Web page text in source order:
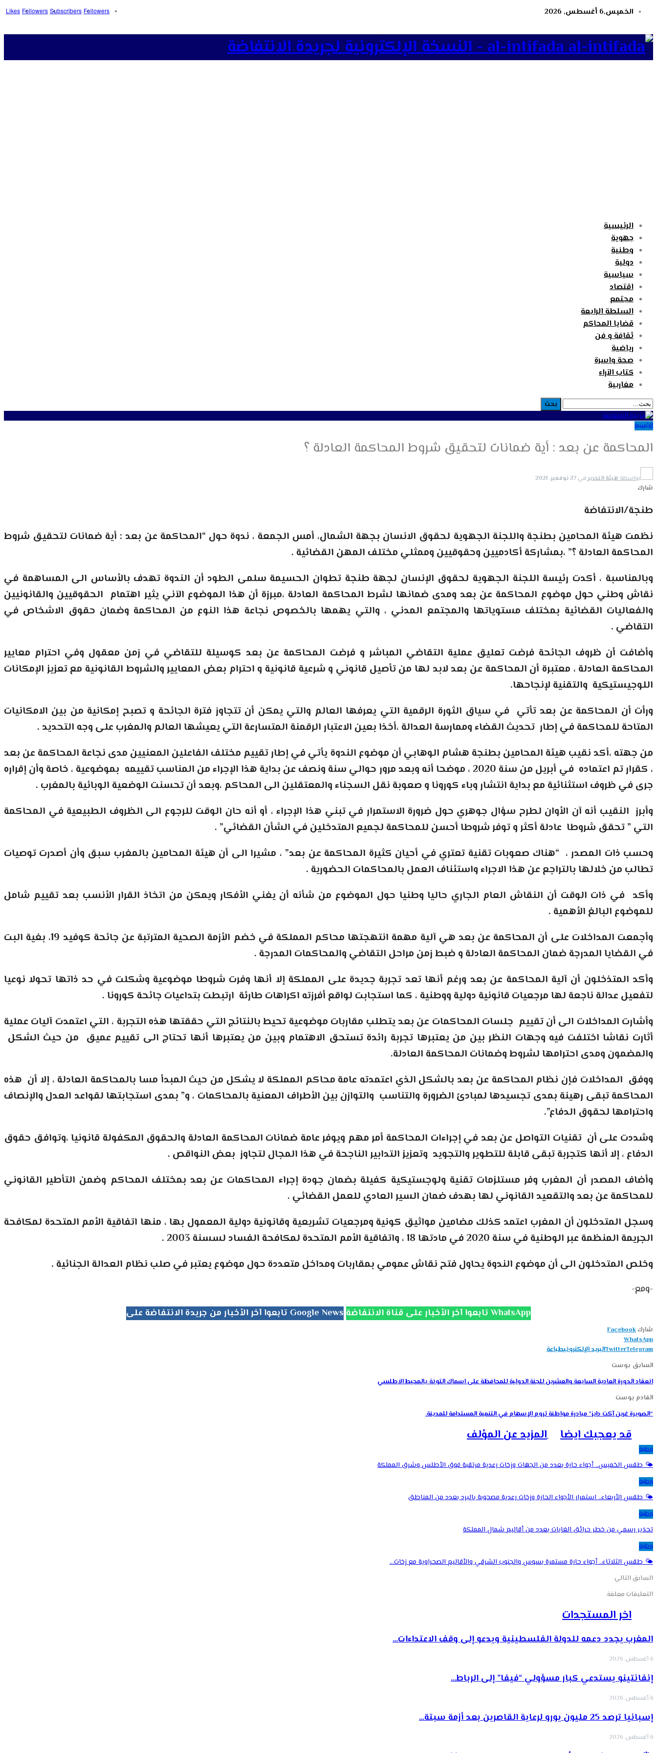
Likes Followers Subscribers Followers الخميس,6 أغسطس, 2026
al-intifada - النسخة الإلكترونية لجريدة الانتفاضة
الرئيسية
جهوية
وطنية
دولية
سياسية
اقتصاد
مجتمع
السلطة الرابعة
قضايا المحاكم
ثقافة و فن
رياضية
صحة واسرة
كتاب الآراء
مغاربية
الرئيسية
المحاكمة عن بعد : أية ضمانات لتحقيق شروط المحاكمة العادلة ؟
بواسطةهيئة التحرير في 27 نوفمبر, 2021
شارك
طنجة/الانتفاضة
نظمت هيئة المحامين بطنجة واللجنة الجهوية لحقوق الانسان بجهة الشمال، أمس الجمعة ، ندوة حول “المحاكمة عن بعد : أية ضمانات لتحقيق شروط
المحاكمة العادلة ؟” ،بمشاركة أكادميين وحقوقيين وممثلي مختلف المهن القضائية .
وبالمناسبة ، أكدت رئيسة اللجنة الجهوية لحقوق الإنسان لجهة طنجة تطوان الحسيمة سلمى الطود أن الندوة تهدف بالأساس الى المساهمة في
نقاش وطني حول موضوع المحاكمة عن بعد ومدى ضمانها لشرط المحاكمة العادلة ،مبرزة أن هذا الموضوع الآني يثير اهتمام الحقوقيين والقانونيين
والفعاليات القضائية بمختلف مستوياتها والمجتمع المدني ، والتي يهمها بالخصوص نجاعة هذا النوع من المحاكمة وضمان حقوق الاشخاص في
التقاضي .
وأضافت أن ظروف الجائحة فرضت تعليق عملية التقاضي المباشر و فرضت المحاكمة عن بعد كوسيلة للتقاضي في زمن معقول وفي احترام معايير
المحاكمة العادلة ، معتبرة أن المحاكمة عن بعد لابد لها من تأصيل قانوني و شرعية قانونية و احترام بعض المعايير والشروط القانونية مع تعزيز الإمكانات
اللوجيستيكية والتقنية لإنجاحها.
ورأت أن المحاكمة عن بعد تأتي في سياق الثورة الرقمية التي يعرفها العالم والتي يمكن أن تتجاوز فترة الجائحة و تصبح إمكانية من بين الامكانيات
المتاحة للمحاكمة في إطار تحديث القضاء وممارسة العدالة ،أخذا بعين الاعتبار الرقمنة المتسارعة التي يعيشها العالم والمغرب على وجه التحديد .
من جهته ،أكد نقيب هيئة المحامين بطنجة هشام الوهابي أن موضوع الندوة يأتي في إطار تقييم مختلف الفاعلين المعنيين مدى نجاعة المحاكمة عن بعد
، كقرار تم اعتماده في أبريل من سنة 2020 ، موضحا أنه وبعد مرور حوالي سنة ونصف عن بداية هذا الإجراء من المناسب تقييمه بموضوعية ، خاصة وأن إقراره
جرى في ظروف استثنائية مع بداية انتشار وباء كورونا و صعوبة نقل السجناء والمعتقلين الى المحاكم ،وبعد أن تحسنت الوضعية الوبائية بالمغرب .
وأبرز النقيب أنه آن الأوان لطرح سؤال جوهري حول ضرورة الاستمرار في تبني هذا الإجراء ، أو أنه حان الوقت للرجوع الى الظروف الطبيعية في المحاكمة
التي ” تحقق شروطا عادلة أكثر و توفر شروطا أحسن للمحاكمة لجميع المتدخلين في الشأن القضائي” .
وحسب ذات المصدر ، “هناك صعوبات تقنية تعتري في أحيان كثيرة المحاكمة عن بعد” ، مشيرا الى أن هيئة المحامين بالمغرب سبق وأن أصدرت توصيات
تطالب من خلالها بالتراجع عن هذا الاجراء واستئناف العمل بالمحاكمات الحضورية .
وأكد في ذات الوقت أن النقاش العام الجاري حاليا وطنيا حول الموضوع من شأنه أن يغني الأفكار ويمكن من اتخاذ القرار الأنسب بعد تقييم شامل
للموضوع البالغ الأهمية .
وأجمعت المداخلات على أن المحاكمة عن بعد هي آلية مهمة انتهجتها محاكم المملكة في خضم الأزمة الصحية المترتبة عن جائحة كوفيد 19، بغية البت
في القضايا المدرجة ضمان المحاكمة العادلة و ضبط زمن مراحل التقاضي والمحاكمات المدرجة .
وأكد المتذخلون أن آلية المحاكمة عن بعد ورغم أنها تعد تجربة جديدة على المملكة إلا أنها وفرت شروطا موضوعية وشكلت في حد ذاتها تحولا نوعيا
لتفعيل عدالة ناجعة لها مرجعيات قانونية دولية ووطنية ، كما استجابت لواقع أفرزته اكراهات طارئة ارتبطت بتداعيات جائحة كورونا .
وأشارت المداخلات الى أن تقييم جلسات المحاكمات عن بعد يتطلب مقاربات موضوعية تحيط بالنتائج التي حققتها هذه التجربة ، التي اعتمدت آليات عملية
أثارت نقاشا اختلفت فيه وجهات النظر بين من يعتبرها تجربة رائدة تستحق الاهتمام وبين من يعتبرها أنها تحتاج الى تقييم عميق من حيث الشكل
والمضمون ومدى احترامها لشروط وضمانات المحاكمة العادلة.
ووفق المداخلات فإن نظام المحاكمة عن بعد بالشكل الذي اعتمدته عامة محاكم المملكة لا يشكل من حيث المبدأ مسا بالمحاكمة العادلة ، إلا أن هذه
المحاكمة تبقى رهينة بمدى تجسيدها لمبادئ الضرورة والتناسب والتوازن بين الأطراف المعنية بالمحاكمات ، و” بمدى استجابتها لقواعد العدل والإنصاف
واحترامها لحقوق الدفاع”.
وشددت على أن تقنيات التواصل عن بعد في إجراءات المحاكمة أمر مهم ويوفر عامة ضمانات المحاكمة العادلة والحقوق المكفولة قانونيا ،وتوافق حقوق
الدفاع ، إلا أنها كتجربة تبقى قابلة للتطوير والتجويد وتعزيز التدابير الناجحة في هذا المجال لتجاوز بعض النواقص .
وأضاف المصدر أن المغرب وفر مستلزمات تقنية ولوجستيكية كفيلة بضمان جودة إجراء المحاكمات عن بعد بمختلف المحاكم وضمن التأطير القانوني
للمحاكمة عن بعد والتقعيد القانوني لها بهدف ضمان السير العادي للعمل القضائي .
وسجل المتدخلون أن المغرب اعتمد كذلك مضامين مواثيق كونية ومرجعيات تشريعية وقانونية دولية المعمول بها ، منها اتفاقية الأمم المتحدة لمكافحة
الجريمة المنظمة عبر الوطنية في سنة 2020 في مادتها 18 ، واتفاقية الأمم المتحدة لمكافحة الفساد لسسنة 2003
.
وخلص المتدخلون الى أن موضوع الندوة يحاول فتح نقاش عمومي بمقاربات ومداخل متعددة حول موضوع يعتبر في صلب نظام العدالة الجنائية .
-ومع-
تابعوا آخر الأخبار من جريدة الانتفاضة على Google News
تابعوا آخر الأخبار على قناة الانتفاضة WhatsApp
شارك Facebook
WhatsApp
TwitterTelegram البريد الإلكترونيطباعة
السابق بوست
انعقاد الدورة العادية السابعة والعشرين للجنة الدولية للمحافظة على اسماك التونة بالمحيط الاطلسي
القادم بوست
“الصويرة غرين آكت دايز” مبادرة مواطنة تروم الإسهام في التنمية المستدامة للمدينة.
قد يعجبك ايضا المزيد عن المؤلف
وطنية
🌤️ طقس الخميس.. أجواء حارة بعدد من الجهات وزخات رعدية مرتقبة فوق الأطلس وشرق المملكة
وطنية
🌤️ طقس الأربعاء.. استمرار الأجواء الحارة وزخات رعدية مصحوبة بالبرد بعدد من المناطق
وطنية
تحذير رسمي من خطر حرائق الغابات بعدد من أقاليم شمال المملكة
وطنية
🌤️ طقس الثلاثاء.. أجواء حارة مستمرة بسوس والجنوب الشرقي والأقاليم الصحراوية مع زخات…
السابق التالي
التعليقات مغلقة.
اخر المستجدات
المغرب يجدد دعمه للدولة الفلسطينية ويدعو إلى وقف الاعتداءات…
6 أغسطس, 2026
إنفانتينو يستدعي كبار مسؤولي “فيفا” إلى الرباط…
6 أغسطس, 2026
إسبانيا ترصد 25 مليون يورو لرعاية القاصرين بعد أزمة سبتة…
6 أغسطس, 2026